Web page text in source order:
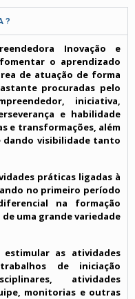
?
Inovação e
o aprendizado
de atuação de forma
procuradas pelo
iniciativa,
e habilidade
e transformações, além
dando visibilidade tanto
práticas ligadas à
no primeiro período
na formação
uma grande variedade
estimular as atividades
de iniciação
atividades
monitorias e outras